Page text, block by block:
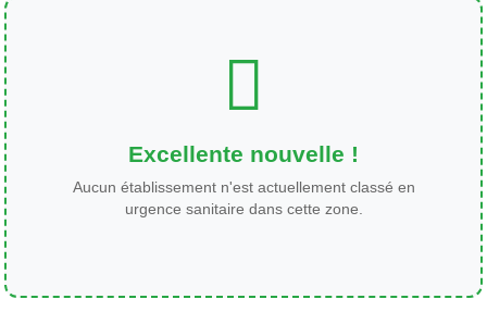
Excellente nouvelle !
Aucun établissement n'est actuellement classé en
urgence sanitaire dans cette zone.